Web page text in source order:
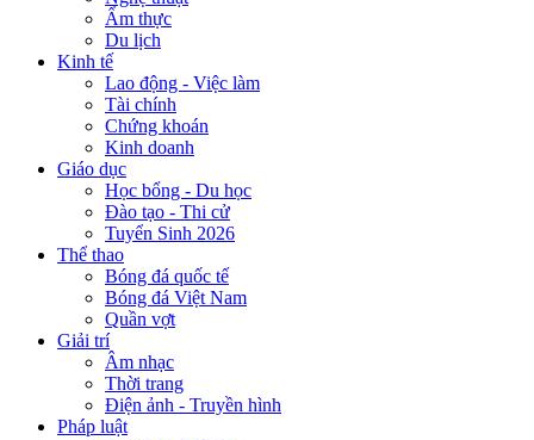
Ẩm thực
Du lịch
Kinh tế
Lao động - Việc làm
Tài chính
Chứng khoán
Kinh doanh
Giáo dục
Học bổng - Du học
Đào tạo - Thi cử
Tuyển Sinh 2026
Thể thao
Bóng đá quốc tế
Bóng đá Việt Nam
Quần vợt
Giải trí
Âm nhạc
Thời trang
Điện ảnh - Truyền hình
Pháp luật